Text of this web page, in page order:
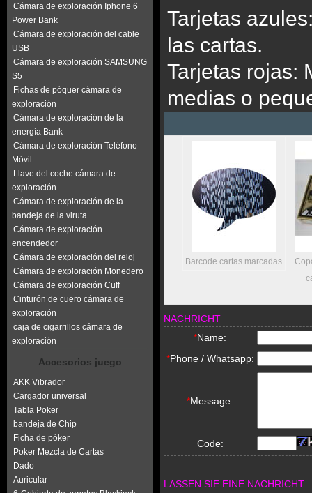
Cámara de exploración Iphone 6
Power Bank
Cámara de exploración del cable
USB
Cámara de exploración SAMSUNG
S5
Fichas de póquer cámara de
exploración
Cámara de exploración de la
energía Bank
Cámara de exploración Teléfono
Móvil
Llave del coche cámara de
exploración
Cámara de exploración de la
bandeja de la viruta
Cámara de exploración
encendedor
Cámara de exploración del reloj
Cámara de exploración Monedero
Cámara de exploración Cuff
Cinturón de cuero cámara de
exploración
caja de cigarrillos cámara de
exploración
Accesorios juego
AKK Vibrador
Cargador universal
Tabla Poker
bandeja de Chip
Ficha de póker
Poker Mezcla de Cartas
Dado
Auricular
Tarjetas
las cartas.
Tarjetas rojas:
medias o
Luminous cartas
Barcode cartas marcadas
NACHRICHT
*Name:
*Phone / Whatsapp:
*Message:
Code:
LASSEN SIE EINE NACHRICHT